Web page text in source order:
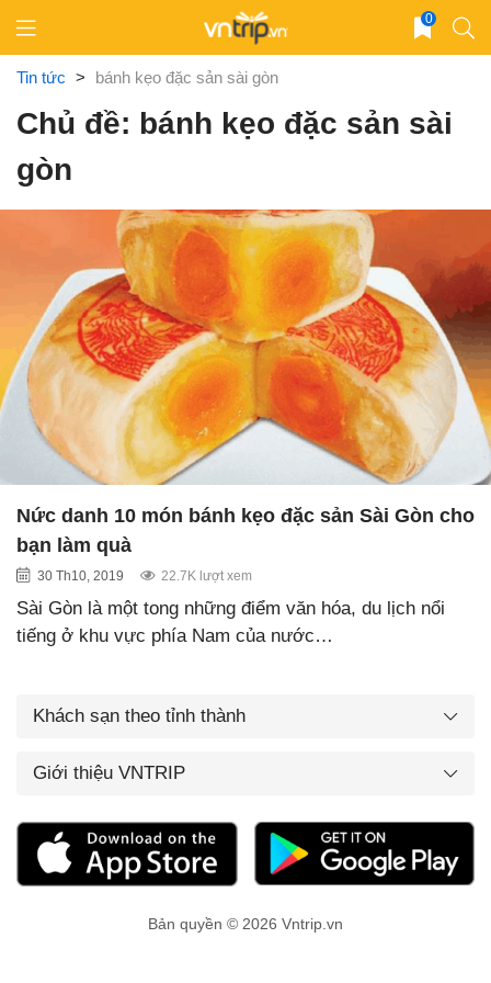
content
0
Tin tức > bánh kẹo đặc sản sài gòn
Chủ đề: bánh kẹo đặc sản sài
gòn
Nức danh 10 món bánh kẹo đặc sản Sài Gòn cho
bạn làm quà
30 Th10, 2019 22.7K lượt xem
Sài Gòn là một tong những điểm văn hóa, du lịch nổi
tiếng ở khu vực phía Nam của nước…
Khách sạn theo tỉnh thành
Giới thiệu VNTRIP
Bản quyền © 2026 Vntrip.vn